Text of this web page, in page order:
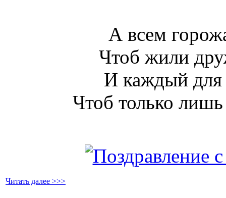
А всем
Чтоб жили
И каждый для
Чтоб только
Читать далее >>>